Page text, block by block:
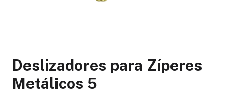
Deslizadores para Zíperes
Metálicos 5